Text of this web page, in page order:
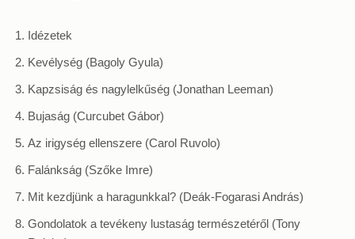
Idézetek
Kevélység (Bagoly Gyula)
Kapzsiság és nagylelkűség (Jonathan Leeman)
Bujaság (Curcubet Gábor)
Az irigység ellenszere (Carol Ruvolo)
Falánkság (Szőke Imre)
Mit kezdjünk a haragunkkal? (Deák-Fogarasi András)
Gondolatok a tevékeny lustaság természetéről (Tony